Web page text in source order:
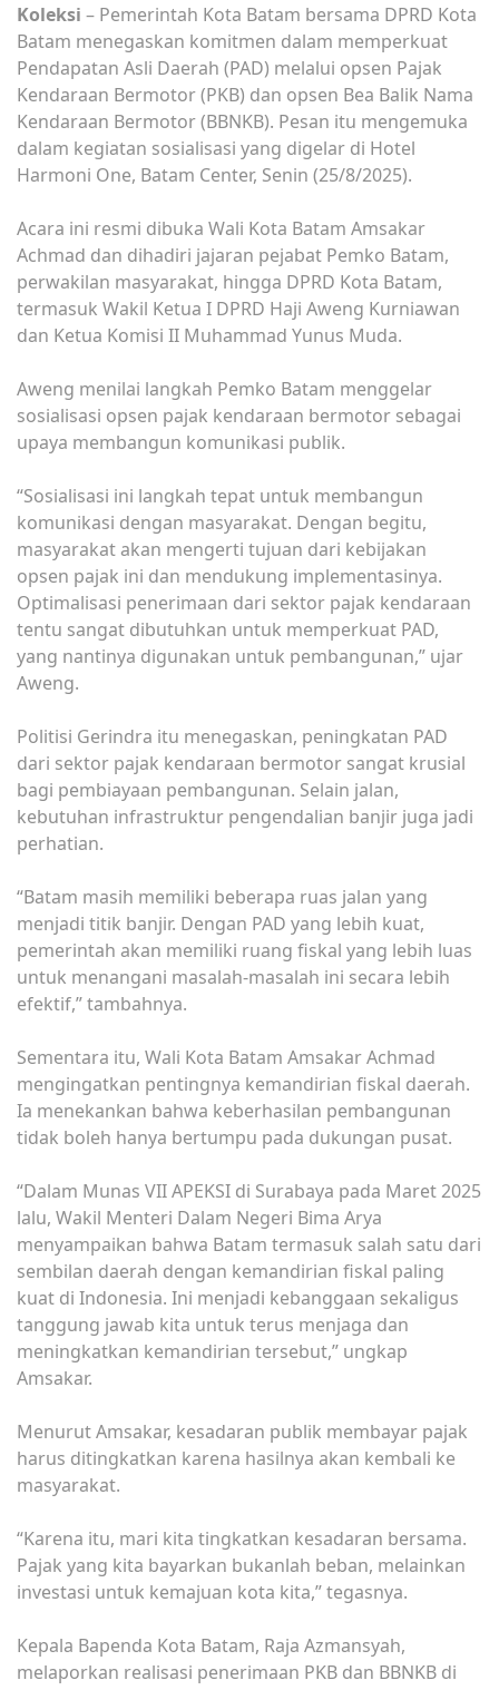
Koleksi – Pemerintah Kota Batam bersama DPRD Kota
Batam menegaskan komitmen dalam memperkuat
Pendapatan Asli Daerah (PAD) melalui opsen Pajak
Kendaraan Bermotor (PKB) dan opsen Bea Balik Nama
Kendaraan Bermotor (BBNKB). Pesan itu mengemuka
dalam kegiatan sosialisasi yang digelar di Hotel
Harmoni One, Batam Center, Senin (25/8/2025).
Acara ini resmi dibuka Wali Kota Batam Amsakar
Achmad dan dihadiri jajaran pejabat Pemko Batam,
perwakilan masyarakat, hingga DPRD Kota Batam,
termasuk Wakil Ketua I DPRD Haji Aweng Kurniawan
dan Ketua Komisi II Muhammad Yunus Muda.
Aweng menilai langkah Pemko Batam menggelar
sosialisasi opsen pajak kendaraan bermotor sebagai
upaya membangun komunikasi publik.
“Sosialisasi ini langkah tepat untuk membangun
komunikasi dengan masyarakat. Dengan begitu,
masyarakat akan mengerti tujuan dari kebijakan
opsen pajak ini dan mendukung implementasinya.
Optimalisasi penerimaan dari sektor pajak kendaraan
tentu sangat dibutuhkan untuk memperkuat PAD,
yang nantinya digunakan untuk pembangunan,” ujar
Aweng.
Politisi Gerindra itu menegaskan, peningkatan PAD
dari sektor pajak kendaraan bermotor sangat krusial
bagi pembiayaan pembangunan. Selain jalan,
kebutuhan infrastruktur pengendalian banjir juga jadi
perhatian.
“Batam masih memiliki beberapa ruas jalan yang
menjadi titik banjir. Dengan PAD yang lebih kuat,
pemerintah akan memiliki ruang fiskal yang lebih luas
untuk menangani masalah-masalah ini secara lebih
efektif,” tambahnya.
Sementara itu, Wali Kota Batam Amsakar Achmad
mengingatkan pentingnya kemandirian fiskal daerah.
Ia menekankan bahwa keberhasilan pembangunan
tidak boleh hanya bertumpu pada dukungan pusat.
“Dalam Munas VII APEKSI di Surabaya pada Maret 2025
lalu, Wakil Menteri Dalam Negeri Bima Arya
menyampaikan bahwa Batam termasuk salah satu dari
sembilan daerah dengan kemandirian fiskal paling
kuat di Indonesia. Ini menjadi kebanggaan sekaligus
tanggung jawab kita untuk terus menjaga dan
meningkatkan kemandirian tersebut,” ungkap
Amsakar.
Menurut Amsakar, kesadaran publik membayar pajak
harus ditingkatkan karena hasilnya akan kembali ke
masyarakat.
“Karena itu, mari kita tingkatkan kesadaran bersama.
Pajak yang kita bayarkan bukanlah beban, melainkan
investasi untuk kemajuan kota kita,” tegasnya.
Kepala Bapenda Kota Batam, Raja Azmansyah,
melaporkan realisasi penerimaan PKB dan BBNKB di